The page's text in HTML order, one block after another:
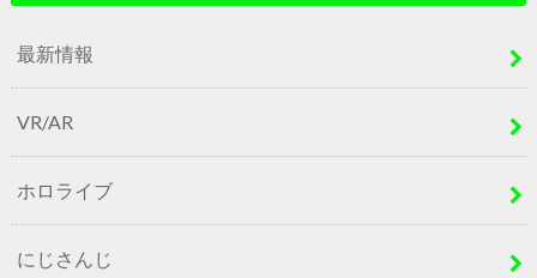
最新情報
VR/AR
ホロライブ
にじさんじ